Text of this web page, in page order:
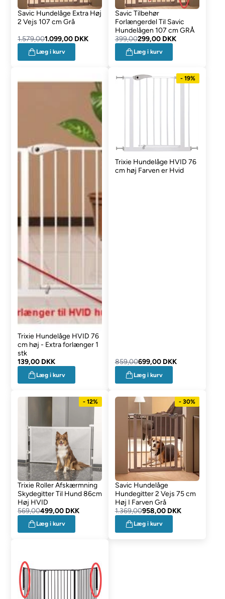
Savic Hundelåge Extra Høj
2 Vejs 107 cm Grå
1.579,001.099,00 DKK
Læg i kurv
Savic Tilbehør
Forlængerdel Til Savic
Hundelågen 107 cm GRÅ
399,00299,00 DKK
Læg i kurv
Trixie Hundelåge HVID 76
cm høj - Extra forlænger 1
stk
139,00 DKK
Læg i kurv
- 19%
Trixie Hundelåge HVID 76
cm høj Farven er Hvid
859,00699,00 DKK
Læg i kurv
- 12%
Trixie Roller Afskærmning
Skydegitter Til Hund 86cm
Høj HVID
569,00499,00 DKK
Læg i kurv
- 30%
Savic Hundelåge
Hundegitter 2 Vejs 75 cm
Høj I Farven Grå
1.369,00958,00 DKK
Læg i kurv